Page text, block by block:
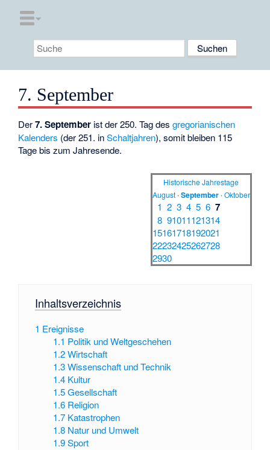
7. September
Der7. September ist der 250. Tag desgregorianischen
Kalenders (der 251. inSchaltjahren), somit bleiben 115
Tage bis zum Jahresende.
Historische Jahrestage
August·September·Oktober
1 2 3 4 5 6 7
8 91011121314
15161718192021
22232425262728
2930
Inhaltsverzeichnis
1 Ereignisse
1.1 Politik und Weltgeschehen
1.2 Wirtschaft
1.3 Wissenschaft und Technik
1.4 Kultur
1.5 Gesellschaft
1.6 Religion
1.7 Katastrophen
1.8 Natur und Umwelt
1.9 Sport